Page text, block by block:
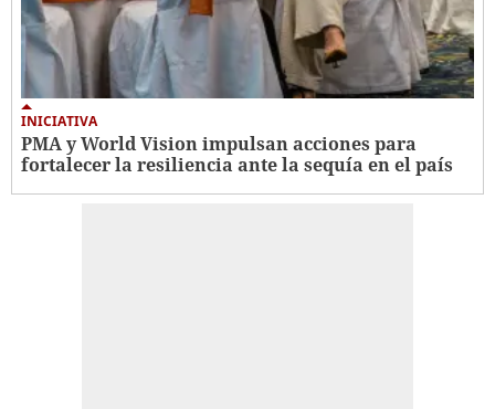
INICIATIVA
PMA y World Vision impulsan acciones para
fortalecer la resiliencia ante la sequía en el país